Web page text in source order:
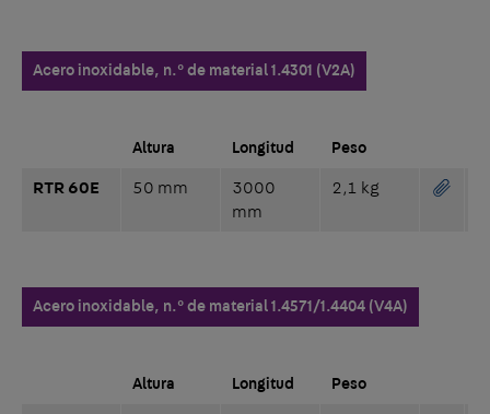
Acero inoxidable, n.° de material 1.4301 (V2A)
Altura Longitud Peso
RTR 60E 50 mm
3000
mm
2,1 kg
Acero inoxidable, n.° de material 1.4571/1.4404 (V4A)
Altura Longitud Peso